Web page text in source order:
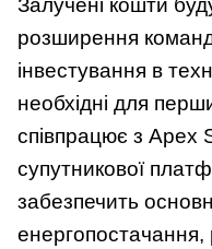
Залучені кошти
розширення
інвестування в
необхідні для
співпрацює з Apex
супутникової
забезпечить
енергопостачання,